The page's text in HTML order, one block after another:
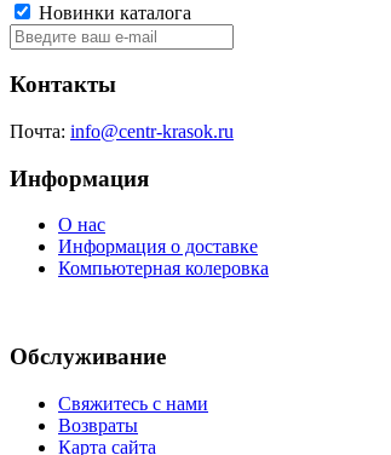
Новинки каталога
Контакты
Почта: info@centr-krasok.ru
Информация
О нас
Информация о доставке
Компьютерная колеровка
Обслуживание
Свяжитесь с нами
Возвраты
Карта сайта